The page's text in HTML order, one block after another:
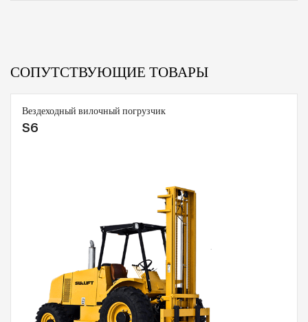
СОПУТСТВУЮЩИЕ ТОВАРЫ
Вездеходный вилочный погрузчик
S6